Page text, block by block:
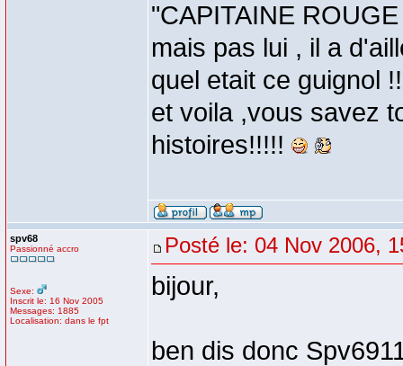
"CAPITAINE
mais pas lui , il a
quel etait ce guignol
et voila ,vous savez
histoires!!!!!
spv68
Passionné accro
Sexe:
Inscrit le: 16 Nov 2005
Messages: 1885
Localisation: dans le fpt
Posté le: 04 Nov 2006,
bijour,
ben dis donc